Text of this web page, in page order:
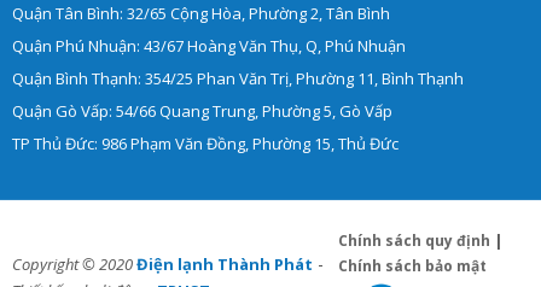
Quận Tân Bình: 32/65 Cộng Hòa, Phường 2, Tân Bình
Quận Phú Nhuận: 43/67 Hoàng Văn Thụ, Q, Phú Nhuận
Quận Bình Thạnh: 354/25 Phan Văn Trị, Phường 11, Bình Thạnh
Quận Gò Vấp: 54/66 Quang Trung, Phường 5, Gò Vấp
TP Thủ Đức: 986 Phạm Văn Đồng, Phường 15, Thủ Đức
Copyright © 2020Điện lạnh Thành Phát -
Chính sách quy định |
Chính sách bảo mật